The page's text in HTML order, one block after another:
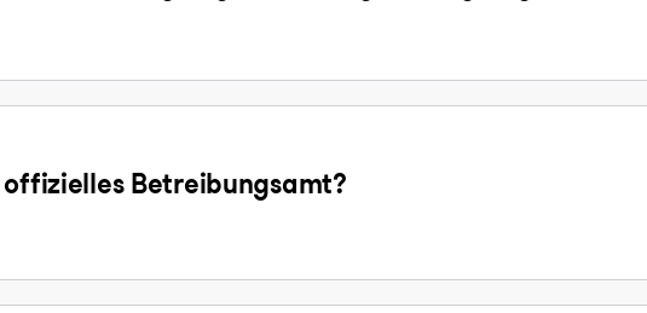
Betreibungsamt?